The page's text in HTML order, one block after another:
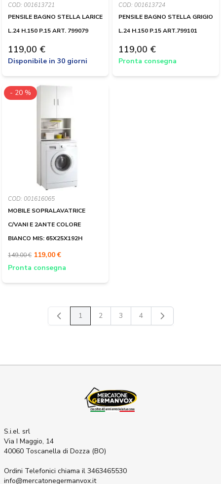
COD: 001613721
PENSILE BAGNO STELLA LARICE
L.24 H.150 P.15 ART. 799079
119,00 €
Disponibile in 30 giorni
COD: 001613724
PENSILE BAGNO STELLA GRIGIO
L.24 H.150 P.15 ART.799101
119,00 €
Pronta consegna
COD: 001616065
MOBILE SOPRALAVATRICE
C/VANI E 2ANTE COLORE
BIANCO MIS: 65X25X192H
- 20 %
149,00 € 119,00 €
Pronta consegna
Attualmente stai leggendo la pagina
1 Pagina
2 Pagina
3 Pagina
4
S.i.el. srl
Via I Maggio, 14
40060 Toscanella di Dozza (BO)
Ordini Telefonici chiama il 3463465530
info@mercatonegermanvox.it